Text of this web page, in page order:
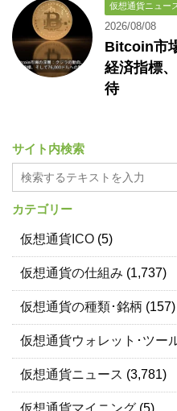
仮想通貨ニュー
2026/08/08
Bitcoin市
経済指標
待
サイト内検索
カテゴリー
仮想通貨ICO (5)
仮想通貨の仕組み (1,737)
仮想通貨の種類･銘柄 (157)
仮想通貨ウォレット･ツー
仮想通貨ニュース (3,781)